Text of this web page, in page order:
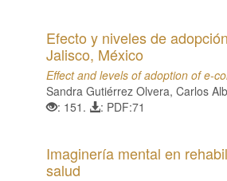
Efecto y niveles de
Jalisco, México
Effect and levels of adoption of e-
Sandra Gutiérrez Olvera, Carlos
: 151.
: PDF:71
Imaginería mental en
salud